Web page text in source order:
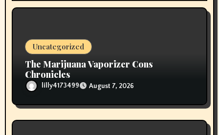
Uncategorized
The Marijuana Vaporizer Cons
Chronicles
lilly4173499 August 7, 2026